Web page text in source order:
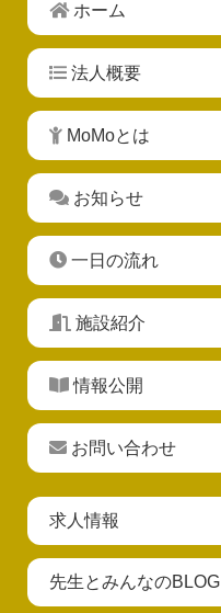
ホーム
法人概要
MoMoとは
お知らせ
一日の流れ
施設紹介
情報公開
お問い合わせ
求人情報
先生とみんなのBLOG